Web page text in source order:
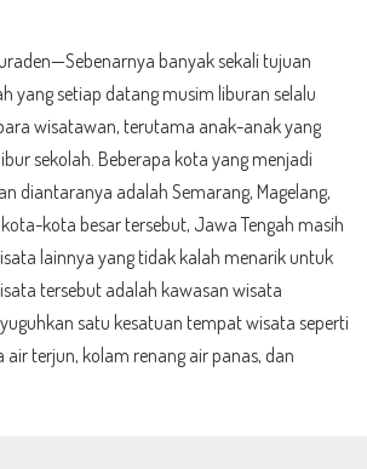
banyak sekali tujuan
yang setiap datang musim liburan selalu
wisatawan, terutama anak-anak yang
sekolah. Beberapa kota yang menjadi
diantaranya adalah Semarang, Magelang,
kota besar tersebut, Jawa Tengah masih
lainnya yang tidak kalah menarik untuk
tersebut adalah kawasan wisata
satu kesatuan tempat wisata seperti
terjun, kolam renang air panas, dan